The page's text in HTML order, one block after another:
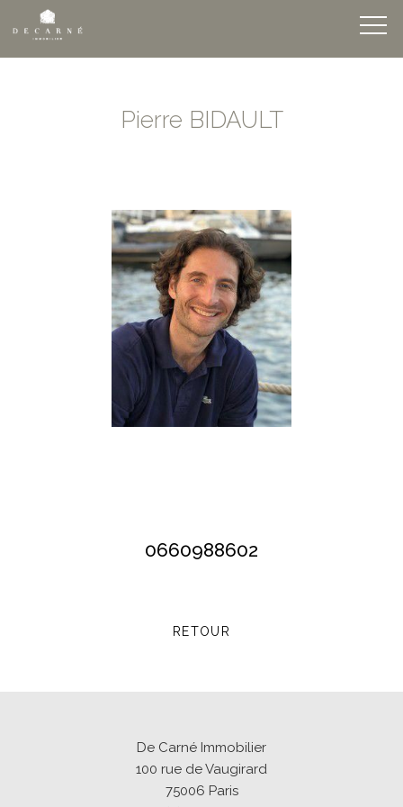
Pierre BIDAULT
0660988602
RETOUR
De Carné Immobilier
100 rue de Vaugirard
75006 Paris